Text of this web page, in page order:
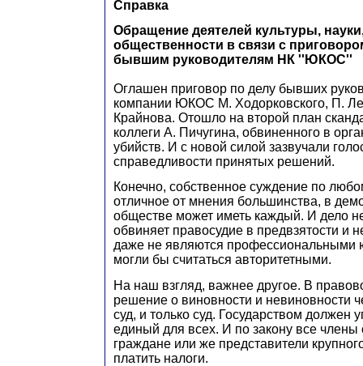
Справка
Обращение деятелей культуры,
общественности в связи с
бывшим руководителям НК ''ЮКОС''
Оглашен приговор по делу бывших
компании ЮКОС М. Ходорковского, П.
Крайнова. Отошло на второй план
коллеги А. Пичугина, обвиненного в
убийств. И с новой силой зазвучали
справедливости принятых решений.
Конечно, собственное суждение по
отличное от мнения большинства, в
обществе может иметь каждый. И дело
обвиняет правосудие в предвзятости и
даже не являются профессиональными
могли бы считаться авторитетными.
На наш взгляд, важнее другое. В
решение о виновности и невиновности
суд, и только суд. Государством должен
единый для всех. И по закону все
граждане или же представители
платить налоги.